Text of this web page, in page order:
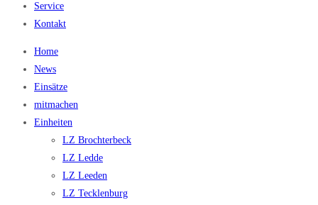
Service
Kontakt
Home
News
Einsätze
mitmachen
Einheiten
LZ Brochterbeck
LZ Ledde
LZ Leeden
LZ Tecklenburg